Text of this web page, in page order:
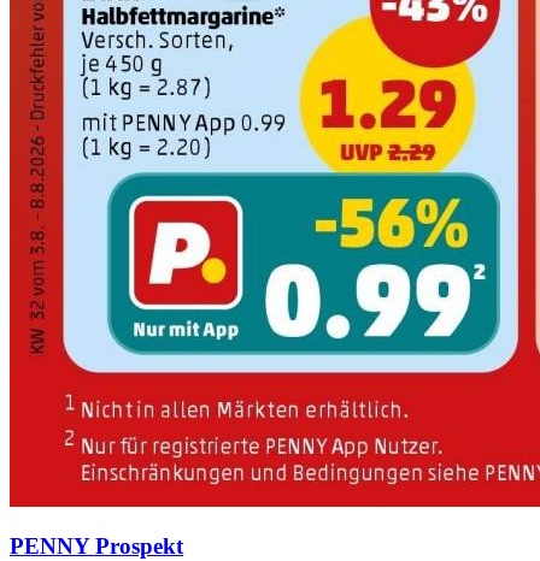
PENNY Prospekt